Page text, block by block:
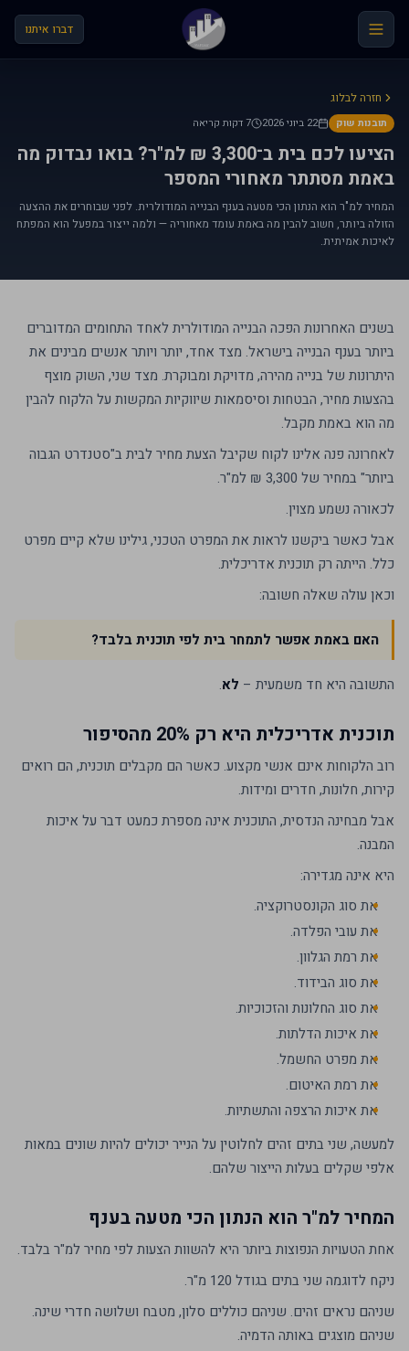
דלג לתוכן הראשי
דברו איתנו
חזרה לבלוג
תובנות שוק 22 ביוני 2026 7דקות קריאה
הציעו לכם בית ב־3,300 ₪ למ"ר? בואו נבדוק מה
באמת מסתתר מאחורי המספר
המחיר למ"ר הוא הנתון הכי מטעה בענף הבנייה המודולרית. לפני שבוחרים את ההצעה
הזולה ביותר, חשוב להבין מה באמת עומד מאחוריה — ולמה ייצור במפעל הוא המפתח
לאיכות אמיתית.
בשנים האחרונות הפכה הבנייה המודולרית לאחד התחומים המדוברים
ביותר בענף הבנייה בישראל. מצד אחד, יותר ויותר אנשים מבינים את
היתרונות של בנייה מהירה, מדויקת ומבוקרת. מצד שני, השוק מוצף
בהצעות מחיר, הבטחות וסיסמאות שיווקיות המקשות על הלקוח להבין
מה הוא באמת מקבל.
לאחרונה פנה אלינו לקוח שקיבל הצעת מחיר לבית ב"סטנדרט הגבוה
ביותר" במחיר של 3,300 ₪ למ"ר.
לכאורה נשמע מצוין.
אבל כאשר ביקשנו לראות את המפרט הטכני, גילינו שלא קיים מפרט
כלל. הייתה רק תוכנית אדריכלית.
וכאן עולה שאלה חשובה:
האם באמת אפשר לתמחר בית לפי תוכנית בלבד?
התשובה היא חד משמעית – לא.
תוכנית אדריכלית היא רק 20% מהסיפור
רוב הלקוחות אינם אנשי מקצוע. כאשר הם מקבלים תוכנית, הם רואים
קירות, חלונות, חדרים ומידות.
אבל מבחינה הנדסית, התוכנית אינה מספרת כמעט דבר על איכות
המבנה.
היא אינה מגדירה:
את סוג הקונסטרוקציה.
את עובי הפלדה.
את רמת הגלוון.
את סוג הבידוד.
את סוג החלונות והזכוכיות.
את איכות הדלתות.
את מפרט החשמל.
את רמת האיטום.
את איכות הרצפה והתשתיות.
למעשה, שני בתים זהים לחלוטין על הנייר יכולים להיות שונים במאות
אלפי שקלים בעלות הייצור שלהם.
המחיר למ"ר הוא הנתון הכי מטעה בענף
אחת הטעויות הנפוצות ביותר היא להשוות הצעות לפי מחיר למ"ר בלבד.
ניקח לדוגמה שני בתים בגודל 120 מ"ר.
שניהם נראים זהים. שניהם כוללים סלון, מטבח ושלושה חדרי שינה.
שניהם מוצגים באותה הדמיה.